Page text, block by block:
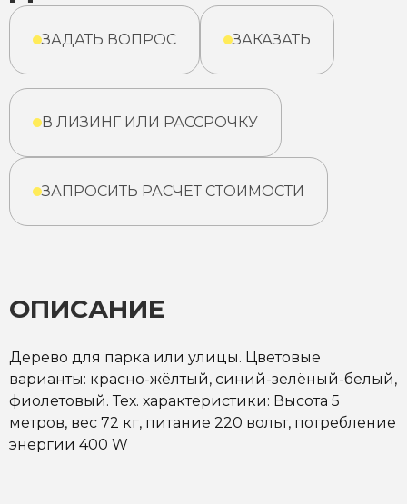
ЗАДАТЬ ВОПРОС ЗАКАЗАТЬ
В ЛИЗИНГ ИЛИ РАССРОЧКУ
ЗАПРОСИТЬ РАСЧЕТ СТОИМОСТИ
ОПИСАНИЕ
Дерево для парка или улицы. Цветовые
варианты: красно-жёлтый, синий-зелёный-белый,
фиолетовый. Тех. характеристики: Высота 5
метров, вес 72 кг, питание 220 вольт, потребление
энергии 400 W